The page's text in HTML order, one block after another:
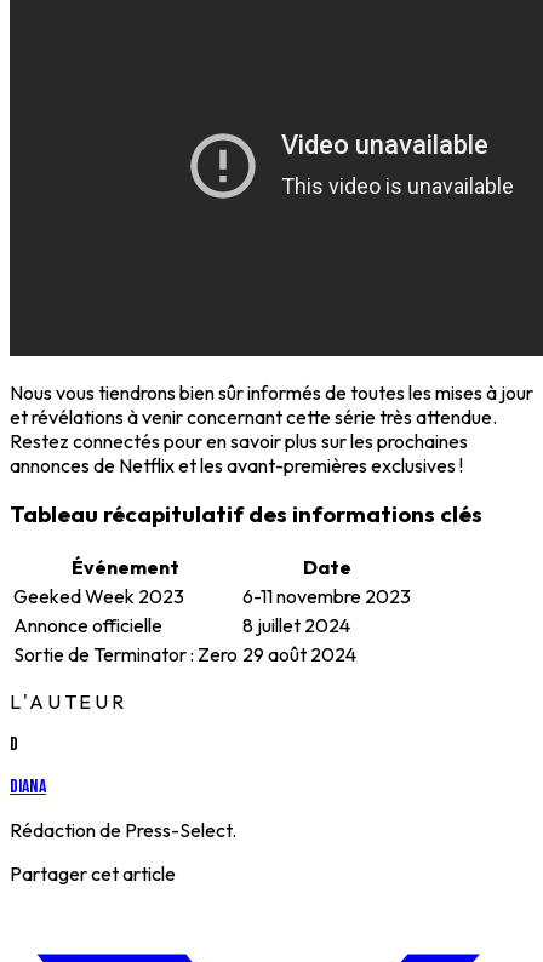
Nous vous tiendrons bien sûr informés de toutes les mises à jour
et révélations à venir concernant cette série très attendue.
Restez connectés pour en savoir plus sur les prochaines
annonces de Netflix et les avant-premières exclusives !
Tableau récapitulatif des informations clés
Événement
Date
Geeked Week 2023
6-11 novembre 2023
Annonce officielle
8 juillet 2024
Sortie de Terminator : Zero 29 août 2024
L'AUTEUR
D
Diana
Rédaction de Press-Select.
Partager cet article